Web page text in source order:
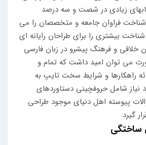
زیادی در شصت و سه درصد
شناخت فراوان جامعه و متخصصان را می
شناخت بیشتری را برای طراحان رایانه ای
و فرهنگ پیشرو در زبان فارسی
می توان امید داشت که تمام و
راهکارها و شرایط سخت تایپ به
نیاز شامل حروفچینی دستاوردهای
پیوسته اهل دنیای موجود طراحی
گیرد.
ساختگی